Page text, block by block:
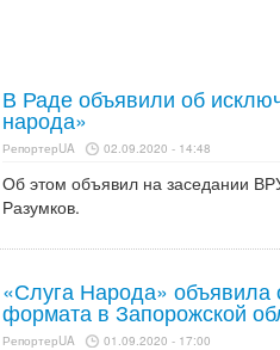
В Раде объявили об
народа»
РепортерUA 02.09.2020 - 14:48
Об этом объявил на заседании
Разумков.
«Слуга Народа» объявила
формата в Запорожской
РепортерUA 01.09.2020 - 17:00